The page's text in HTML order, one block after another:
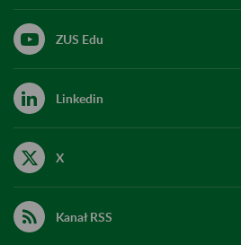
ZUS Edu
Linkedin
X
Kanał RSS